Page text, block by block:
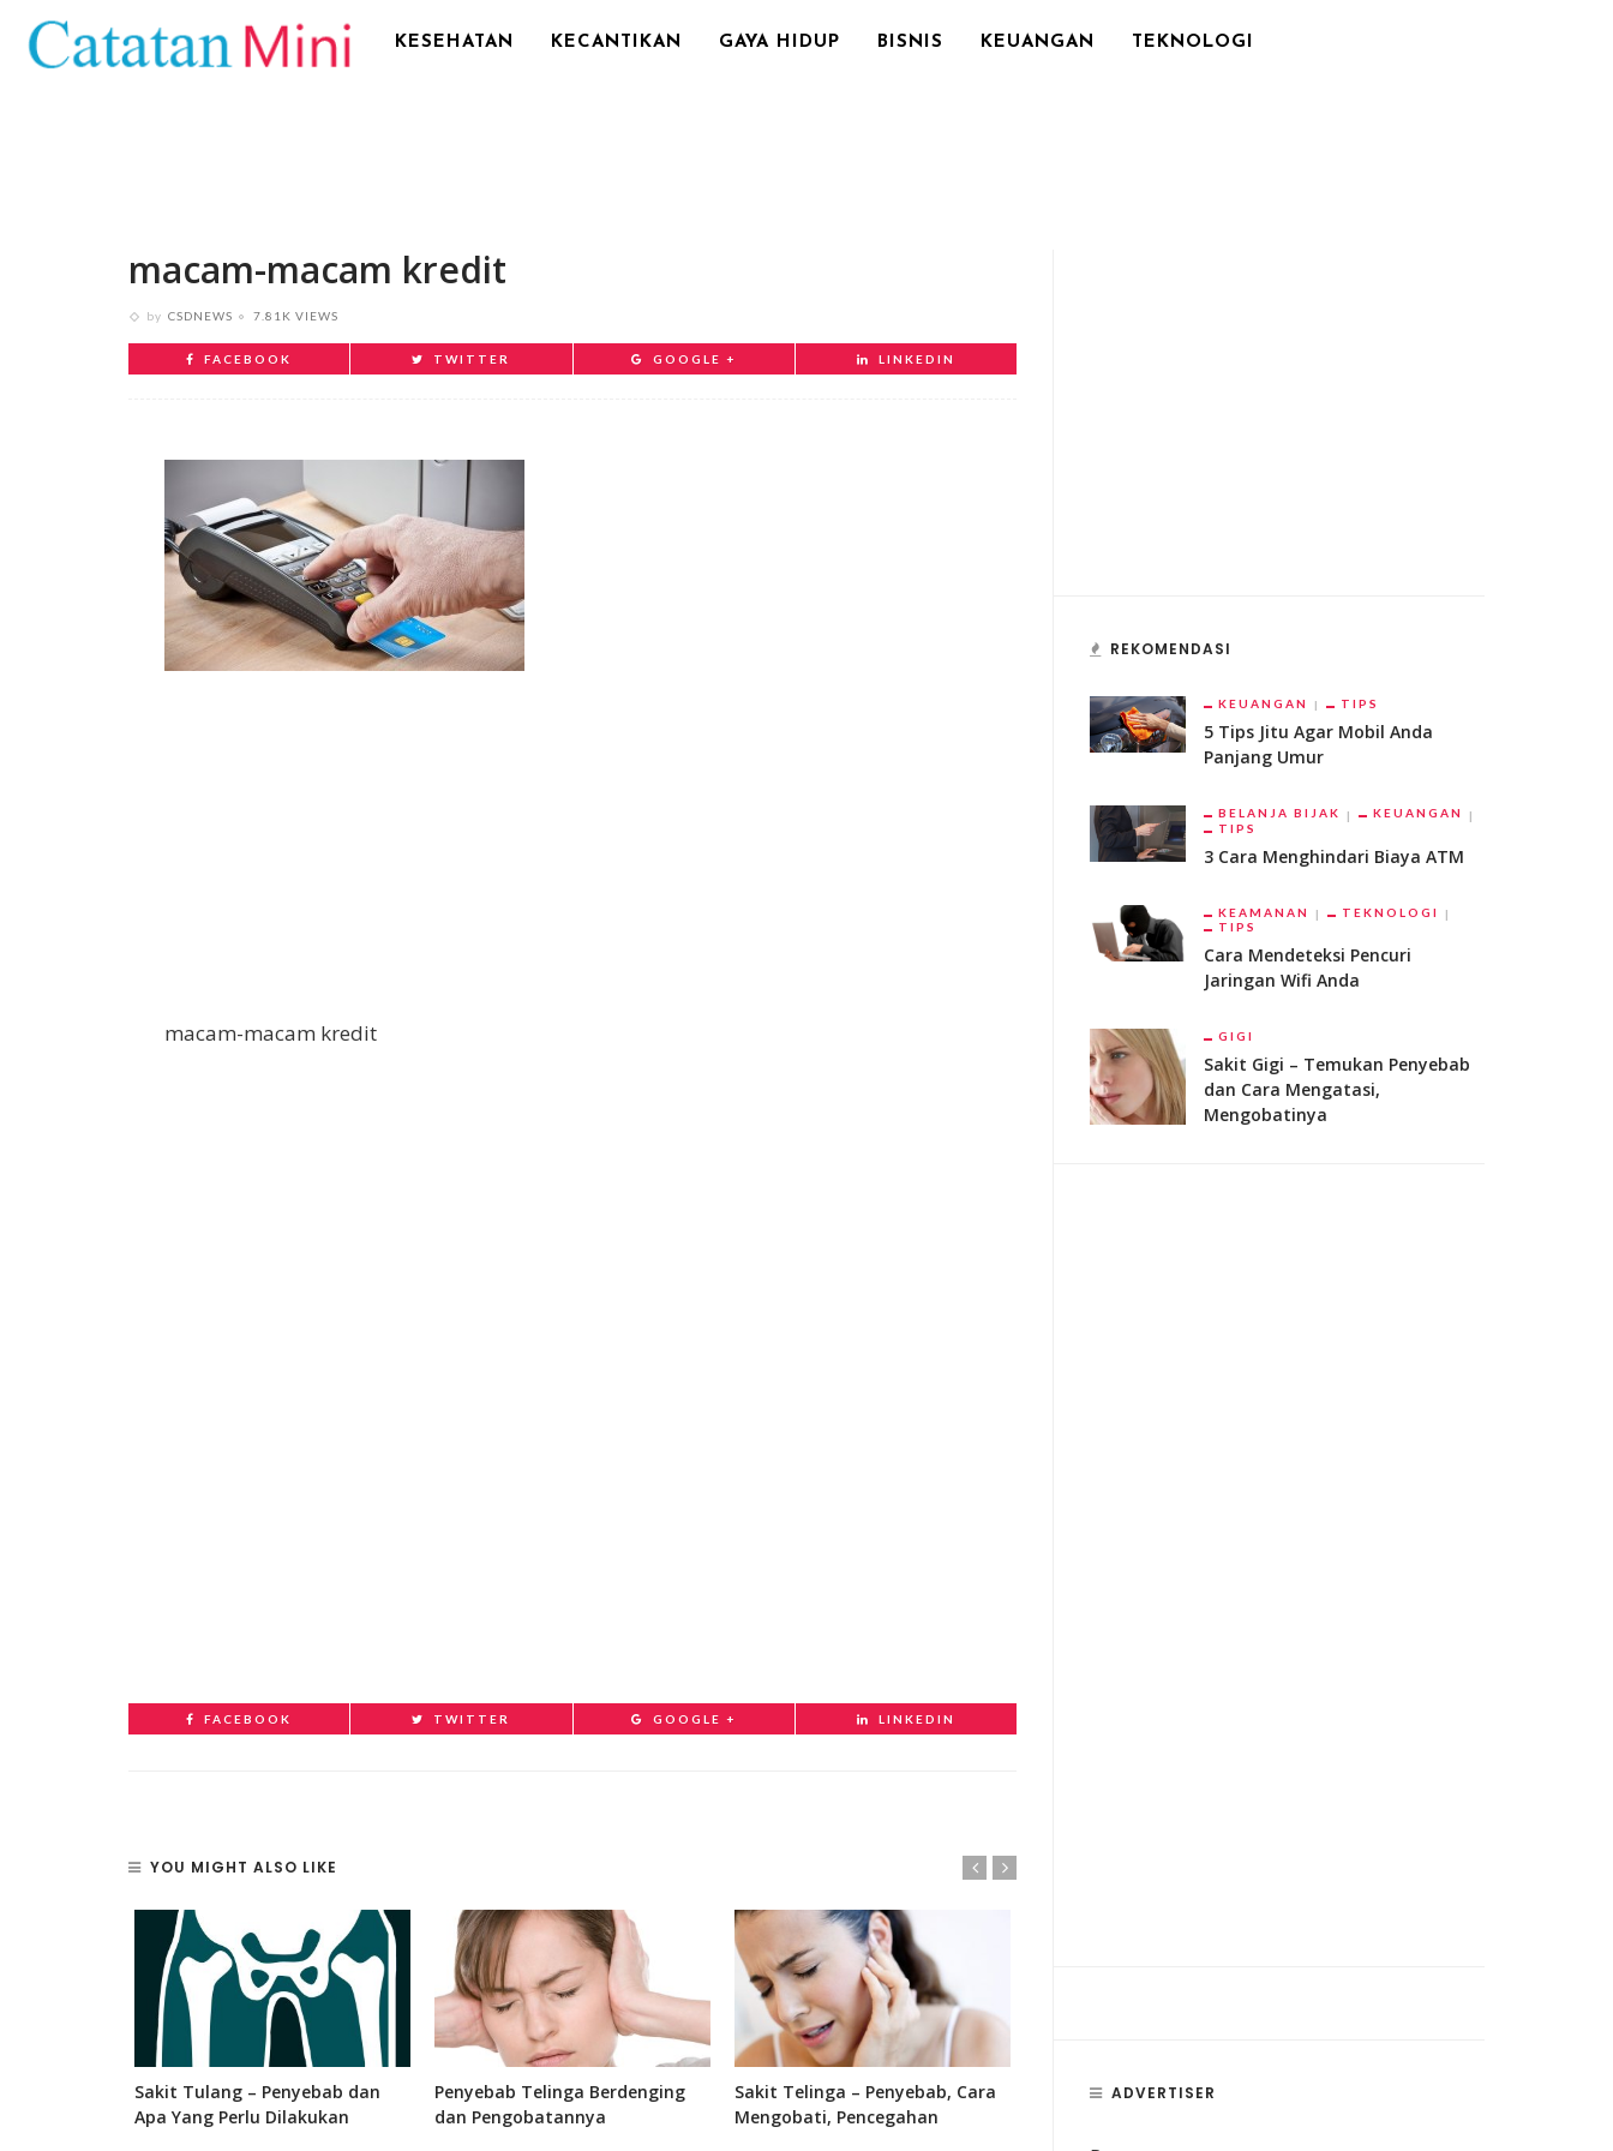
KESEHATAN KECANTIKAN GAYA HIDUP BISNIS KEUANGAN TEKNOLOGI
macam-macam kredit
by CSDNEWS 7.81K VIEWS
FACEBOOK TWITTER GOOGLE + LINKEDIN
macam-macam kredit
FACEBOOK TWITTER GOOGLE + LINKEDIN
YOU MIGHT ALSO LIKE
Sakit Tulang – Penyebab dan
Apa Yang Perlu Dilakukan
Penyebab Telinga Berdenging
dan Pengobatannya
Sakit Telinga – Penyebab, Cara
Mengobati, Pencegahan
Fungsi, Penyakit, dan Bagian –
REKOMENDASI
KEUANGAN TIPS
5 Tips Jitu Agar Mobil Anda
Panjang Umur
BELANJA BIJAK
KEUANGAN
TIPS
3 Cara Menghindari Biaya ATM
KEAMANAN
TEKNOLOGI
TIPS
Cara Mendeteksi Pencuri
Jaringan Wifi Anda
GIGI
Sakit Gigi – Temukan Penyebab
dan Cara Mengatasi,
Mengobatinya
ADVERTISER